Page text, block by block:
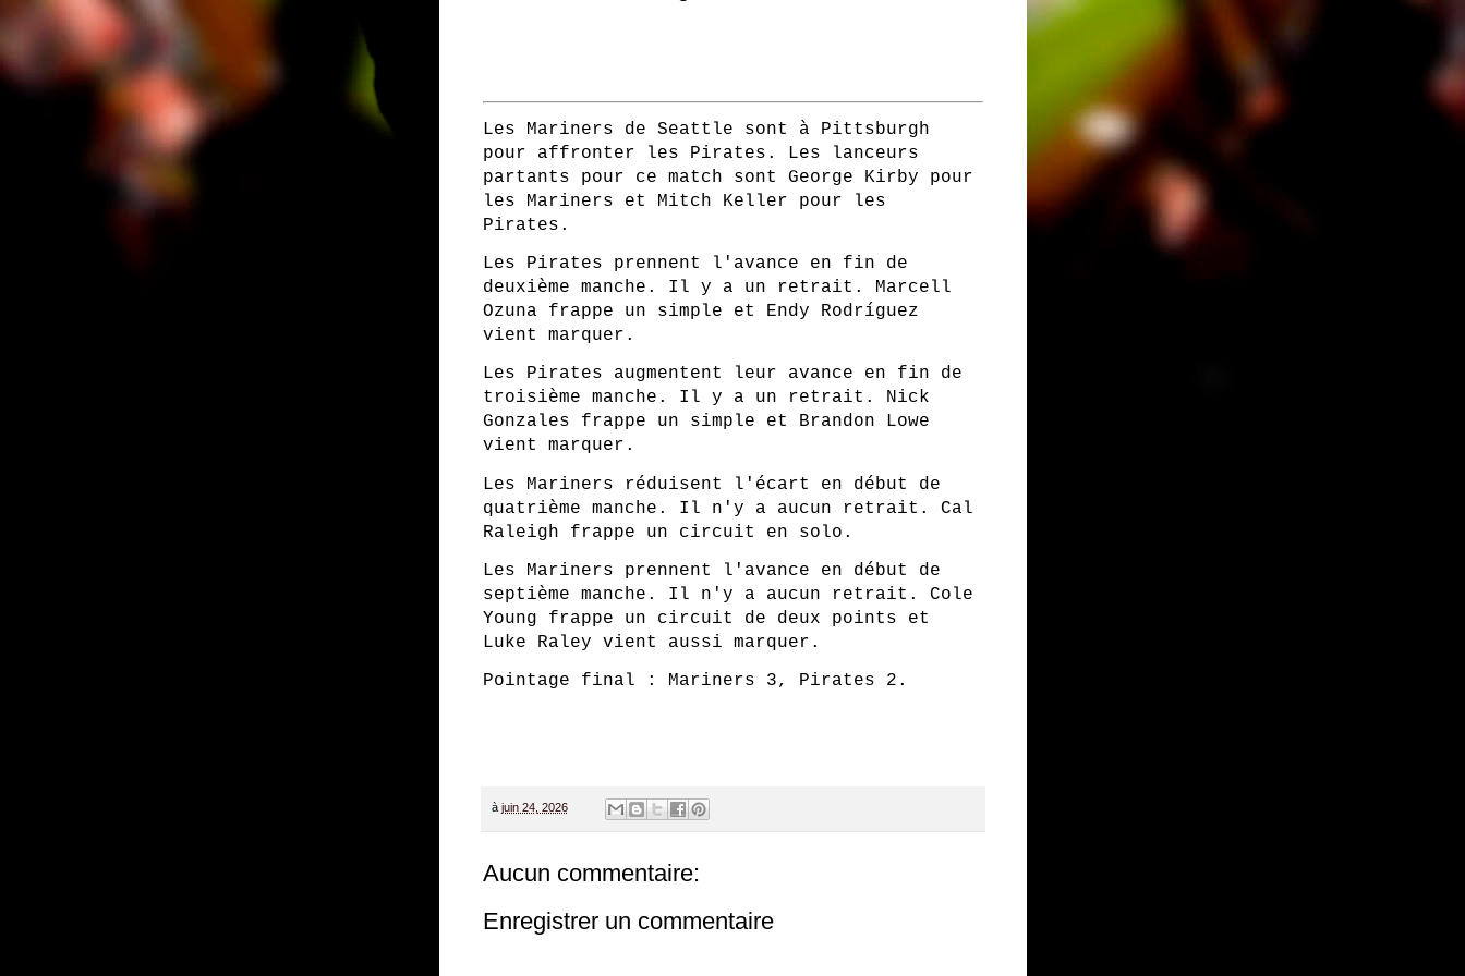
Les Mariners de Seattle sont à Pittsburgh
pour affronter les Pirates. Les lanceurs
partants pour ce match sont George Kirby pour
les Mariners et Mitch Keller pour les
Pirates.
Les Pirates prennent l'avance en fin de
deuxième manche. Il y a un retrait. Marcell
Ozuna frappe un simple et Endy Rodríguez
vient marquer.
Les Pirates augmentent leur avance en fin de
troisième manche. Il y a un retrait. Nick
Gonzales frappe un simple et Brandon Lowe
vient marquer.
Les Mariners réduisent l'écart en début de
quatrième manche. Il n'y a aucun retrait. Cal
Raleigh frappe un circuit en solo.
Les Mariners prennent l'avance en début de
septième manche. Il n'y a aucun retrait. Cole
Young frappe un circuit de deux points et
Luke Raley vient aussi marquer.
Pointage final : Mariners 3, Pirates 2.
à juin 24, 2026
Aucun commentaire:
Enregistrer un commentaire